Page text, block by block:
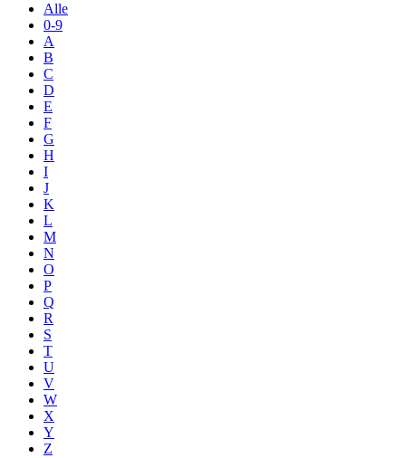
Alle
0-9
A
B
C
D
E
F
G
H
I
J
K
L
M
N
O
P
Q
R
S
T
U
V
W
X
Y
Z